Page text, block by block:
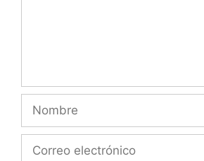
Nombre
Correo